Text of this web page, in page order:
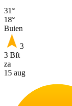
31°
18°
Buien
3
3 Bft
za
15 aug